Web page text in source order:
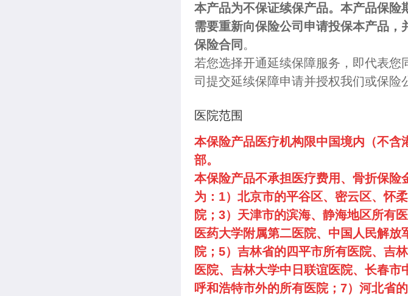
本产品为不保证续保产品。本产品保
需要重新向保险公司申请投保本产品
保险合同 。
若您选择开通延续保障服务，即代表
司提交延续保障申请并授权我们或保险
医院范围
本保险产品医疗机构限中国境内（不含
部。
本保险产品不承担医疗费用、骨折保
为：1）北京市的平谷区、密云区、怀
院；3）天津市的滨海、静海地区所有
医药大学附属第二医院、中国人民解
院；5）吉林省的四平市所有医院、吉
医院、吉林大学中日联谊医院、长春
呼和浩特市外的所有医院；7）河北省